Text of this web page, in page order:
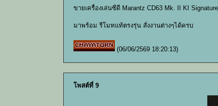
ขายเครื่องเล่นซีดี Marantz CD63 Mk. II KI
มาพร้อม รีโมทแท้ตรงรุ่น สั่งงานต่างๆได้ครบ
(06/06/2569 18:20:13)
โพสต์ที่ 9